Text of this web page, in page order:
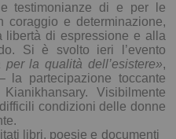
e testimonianze di e per le
coraggio e determinazione,
libertà di espressione e alla
Si è svolto ieri l’evento
la qualità dell’esistere»,
partecipazione toccante
Visibilmente
condizioni delle donne
libri, poesie e documenti